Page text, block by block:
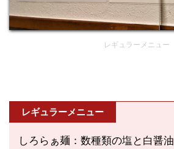
レギュラーメニュー
レギュラーメニュー
しろらぁ麺：数種類の塩と白醤油